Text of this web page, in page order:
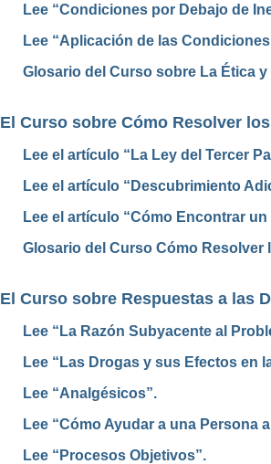
Lee “Condiciones por Debajo de
Lee “Aplicación de las
Glosario del Curso sobre La Ética
El Curso sobre Cómo Resolver
Lee el artículo “La Ley del Tercer
Lee el artículo “Descubrimiento
Lee el artículo “Cómo Encontrar un
Glosario del Curso Cómo Resolver
El Curso sobre Respuestas a las
Lee “La Razón Subyacente al
Lee “Las Drogas y sus Efectos en
Lee “Analgésicos”.
Lee “Cómo Ayudar a una Persona
Lee “Procesos Objetivos”.